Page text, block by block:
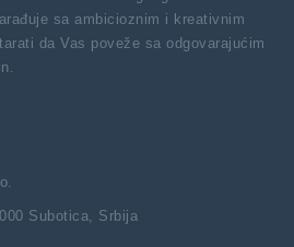
sa ambicioznim i kreativnim
da Vas poveže sa odgovarajućim
Subotica, Srbija